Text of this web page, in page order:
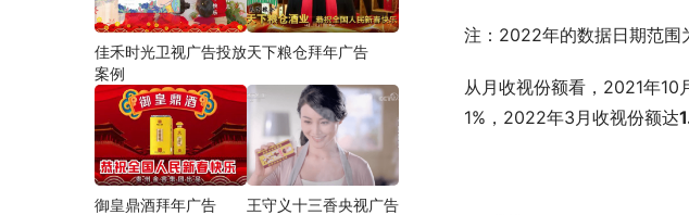
注：2022年的数据日期范
从月收视份额看，2021年10
1%，2022年3月收视份额达
佳禾时光卫视广告投放
案例
天下粮仓拜年广告
御皇鼎酒拜年广告
王守义十三香央视广告